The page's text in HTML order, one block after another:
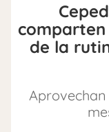
de la